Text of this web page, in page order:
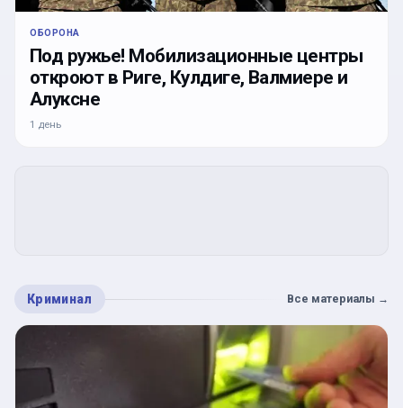
ОБОРОНА
Под ружье! Мобилизационные центры
откроют в Риге, Кулдиге, Валмиере и
Алуксне
1 день
Криминал Все материалы →